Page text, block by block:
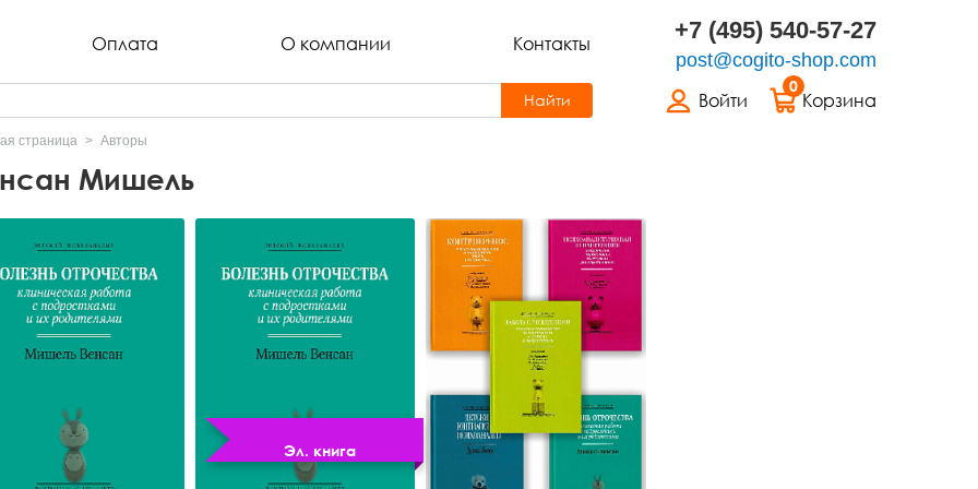
Оплата О компании Контакты +7 (495) 540-57-27
post@cogito-shop.com
Войти
0
Корзина
Найти
страница Авторы
Мишель
Эл. книга